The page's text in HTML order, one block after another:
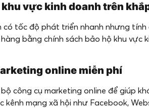
vực kinh doanh trên
tốc độ phát triển nhanh nhưng tính
bằng chính sách bảo hộ khu vực
online miễn phí
bộ công cụ marketing online để giúp
mạng xã hội như Facebook,